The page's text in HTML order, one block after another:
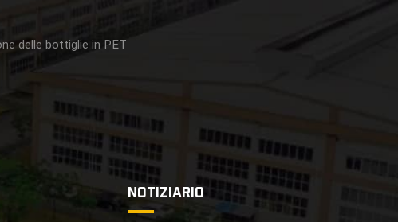
delle bottiglie in PET
NOTIZIARIO